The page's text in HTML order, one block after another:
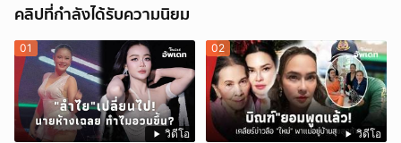
คลิปที่กำลังได้รับความนิยม
วิดีโอ
01
วิดีโอ
02